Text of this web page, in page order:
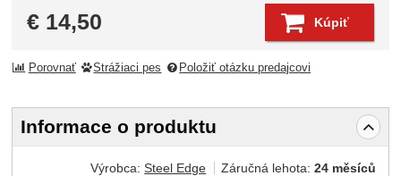
€ 14,50 Kúpiť
Porovnať Strážiaci pes Položiť otázku predajcovi
Informace o produktu
Výrobca:Steel Edge Záručná lehota:24 měsíců